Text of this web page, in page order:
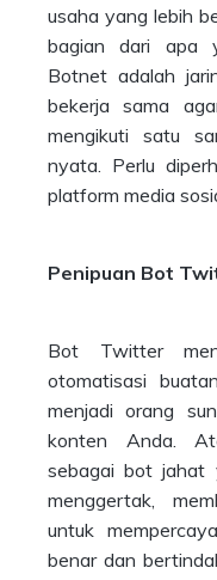
usaha yang lebih
bagian dari apa
Botnet adalah
bekerja sama
mengikuti satu
nyata. Perlu
platform media
Penipuan Bot
Bot Twitter
otomatisasi
menjadi orang
konten Anda.
sebagai bot jahat
menggertak,
untuk
benar dan